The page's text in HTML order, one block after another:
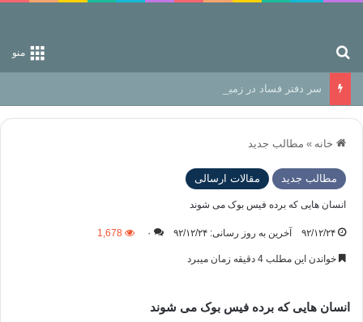
منو
سر دفتر فساد در زمین‌، دوری وکناره‌گیری از راه خداست‌!
خانه » مطالب جدید
مطالب جدید مقالات ارسالی
انسان هایی که برده فیس بوک می شوند
۹۲/۱۲/۲۴ آخرین به روز رسانی: ۹۲/۱۲/۲۴ ۰ 1,678
خواندن این مطلب 4 دقیقه زمان میبرد
انسان هایی که برده فیس بوک می شوند